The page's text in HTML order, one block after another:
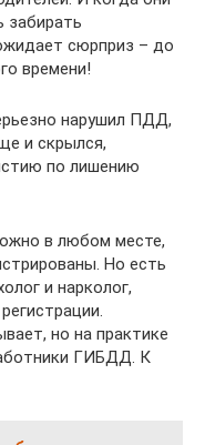
сюрприз – до
времени!
нарушил ПДД,
и скрылся,
по лишению
в любом месте,
Но есть
и нарколог,
но на практике
ГИБДД. К